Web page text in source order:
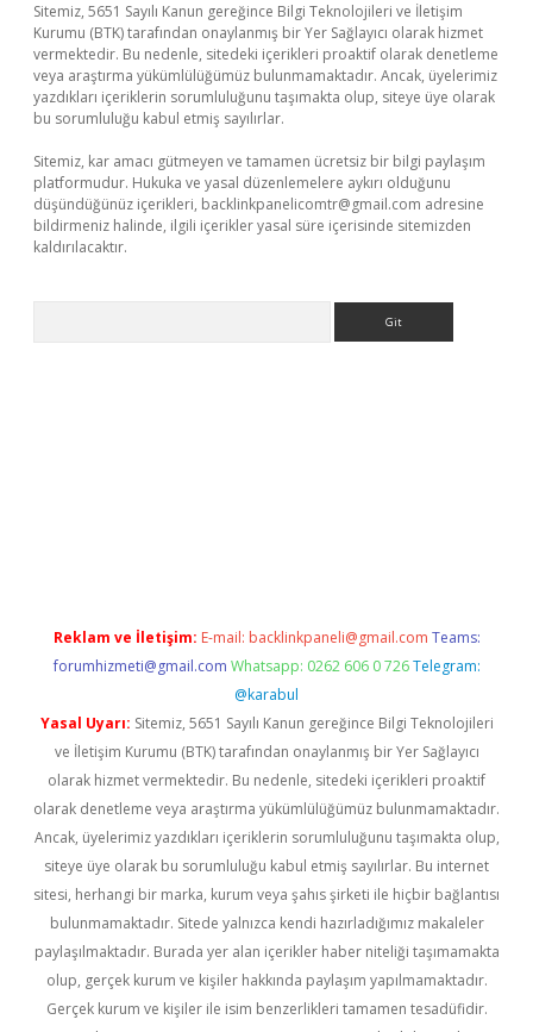
Sitemiz, 5651 Sayılı Kanun gereğince Bilgi Teknolojileri ve İletişim
Kurumu (BTK) tarafından onaylanmış bir Yer Sağlayıcı olarak hizmet
vermektedir. Bu nedenle, sitedeki içerikleri proaktif olarak denetleme
veya araştırma yükümlülüğümüz bulunmamaktadır. Ancak, üyelerimiz
yazdıkları içeriklerin sorumluluğunu taşımakta olup, siteye üye olarak
bu sorumluluğu kabul etmiş sayılırlar.
Sitemiz, kar amacı gütmeyen ve tamamen ücretsiz bir bilgi paylaşım
platformudur. Hukuka ve yasal düzenlemelere aykırı olduğunu
düşündüğünüz içerikleri, backlinkpanelicomtr@gmail.com adresine
bildirmeniz halinde, ilgili içerikler yasal süre içerisinde sitemizden
kaldırılacaktır.
Reklam ve İletişim: E-mail: backlinkpaneli@gmail.com Teams:
forumhizmeti@gmail.com Whatsapp: 0262 606 0 726 Telegram:
@karabul
Yasal Uyarı: Sitemiz, 5651 Sayılı Kanun gereğince Bilgi Teknolojileri
ve İletişim Kurumu (BTK) tarafından onaylanmış bir Yer Sağlayıcı
olarak hizmet vermektedir. Bu nedenle, sitedeki içerikleri proaktif
olarak denetleme veya araştırma yükümlülüğümüz bulunmamaktadır.
Ancak, üyelerimiz yazdıkları içeriklerin sorumluluğunu taşımakta olup,
siteye üye olarak bu sorumluluğu kabul etmiş sayılırlar. Bu internet
sitesi, herhangi bir marka, kurum veya şahıs şirketi ile hiçbir bağlantısı
bulunmamaktadır. Sitede yalnızca kendi hazırladığımız makaleler
paylaşılmaktadır. Burada yer alan içerikler haber niteliği taşımamakta
olup, gerçek kurum ve kişiler hakkında paylaşım yapılmamaktadır.
Gerçek kurum ve kişiler ile isim benzerlikleri tamamen tesadüfidir.